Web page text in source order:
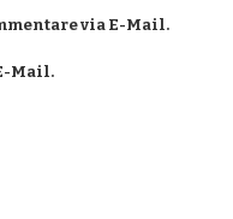
via E-Mail.
Mail.